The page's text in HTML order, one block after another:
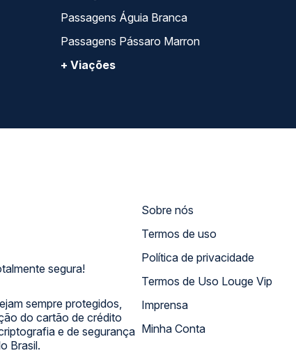
Passagens Águia Branca
Passagens Pássaro Marron
+ Viações
segura!
sempre protegidos,
do cartão de crédito
e de segurança
Brasil.
Sobre nós
Termos de uso
Política de privacidade
Termos de Uso Louge Vip
Imprensa
Minha Conta